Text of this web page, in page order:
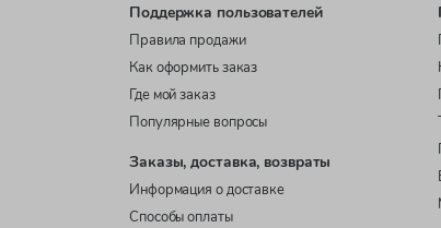
Поддержка пользователей
Правила продажи
Как оформить заказ
Где мой заказ
Популярные вопросы
Заказы, доставка, возвраты
Информация о доставке
Способы оплаты